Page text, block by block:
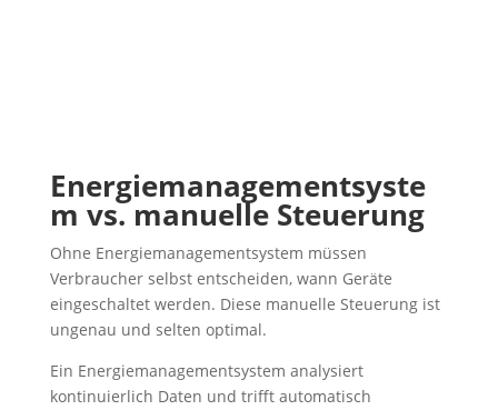
Energiemanagementsyste
m vs. manuelle Steuerung
Ohne Energiemanagementsystem müssen
Verbraucher selbst entscheiden, wann Geräte
eingeschaltet werden. Diese manuelle Steuerung ist
ungenau und selten optimal.
Ein Energiemanagementsystem analysiert
kontinuierlich Daten und trifft automatisch